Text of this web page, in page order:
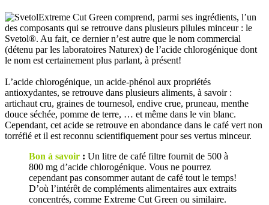
Extreme Cut Green comprend, parmi ses ingrédients, l’un
des composants qui se retrouve dans plusieurs pilules minceur : le
Svetol®. Au fait, ce dernier n’est autre que le nom commercial
(détenu par les laboratoires Naturex) de l’acide chlorogénique dont
le nom est certainement plus parlant, à présent!
L’acide chlorogénique, un acide-phénol aux propriétés
antioxydantes, se retrouve dans plusieurs aliments, à savoir :
artichaut cru, graines de tournesol, endive crue, pruneau, menthe
douce séchée, pomme de terre, … et même dans le vin blanc.
Cependant, cet acide se retrouve en abondance dans le café vert non
torréfié et il est reconnu scientifiquement pour ses vertus minceur.
Bon à savoir : Un litre de café filtre fournit de 500 à
800 mg d’acide chlorogénique. Vous ne pourrez
cependant pas consommer autant de café tout le temps!
D’où l’intérêt de compléments alimentaires aux extraits
concentrés, comme Extreme Cut Green ou similaire.